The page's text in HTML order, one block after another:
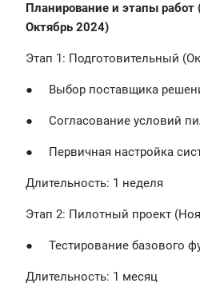
Планирование и этапы работ
Октябрь 2024)
Этап 1: Подготовительный
● Выбор поставщика
● Согласование условий
● Первичная настройка
Длительность: 1 неделя
Этап 2: Пилотный проект
● Тестирование базового
Длительность: 1 месяц